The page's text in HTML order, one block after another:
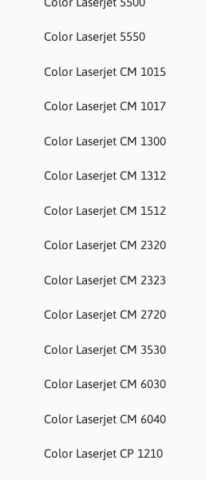
Color Laserjet 5550
Color Laserjet CM 1015
Color Laserjet CM 1017
Color Laserjet CM 1300
Color Laserjet CM 1312
Color Laserjet CM 1512
Color Laserjet CM 2320
Color Laserjet CM 2323
Color Laserjet CM 2720
Color Laserjet CM 3530
Color Laserjet CM 6030
Color Laserjet CM 6040
Color Laserjet CP 1210